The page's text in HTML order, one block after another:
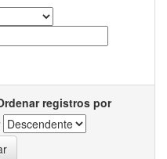
registros por